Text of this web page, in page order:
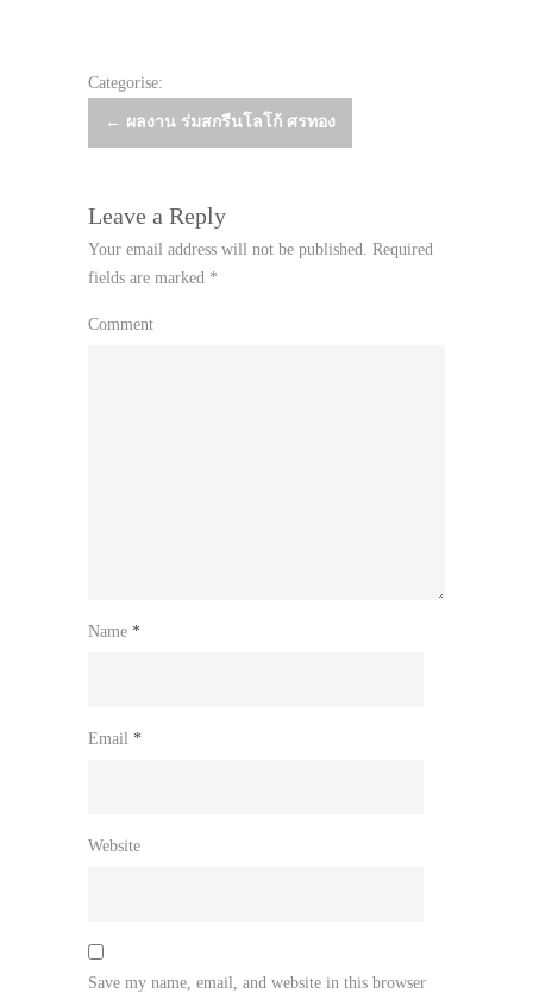
Categorise:
Post
← ผลงาน ร่มสกรีนโลโก้ ศรทอง
Leave a Reply
Your email address will not be published. Required
fields are marked *
Comment
Name *
Email *
Website
Save my name, email, and website in this browser